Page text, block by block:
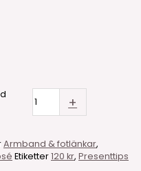
+
Armband & fotlänkar,
Etiketter120 kr, Presenttips